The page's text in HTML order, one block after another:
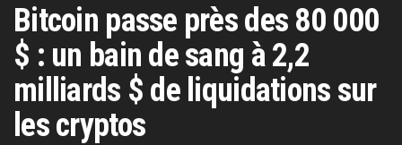
Bitcoin passe près des 80 000
$ : un bain de sang à 2,2
milliards $ de liquidations sur
les cryptos